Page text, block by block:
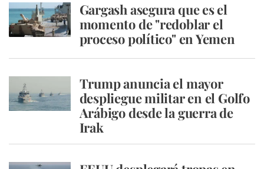
Gargash asegura que es el
momento de "redoblar el
proceso político" en Yemen
Trump anuncia el mayor
despliegue militar en el Golfo
Arábigo desde la guerra de
Irak